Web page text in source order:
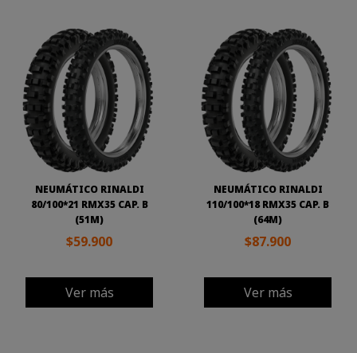
NEUMÁTICO RINALDI
80/100*21 RMX35 CAP. B
(51M)
$59.900
Ver más
NEUMÁTICO RINALDI
110/100*18 RMX35 CAP. B
(64M)
$87.900
Ver más